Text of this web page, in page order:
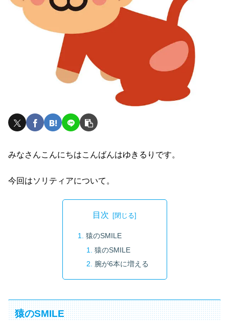
みなさんこんにちはこんばんはゆきるりです。
今回はソリティアについて。
目次
猿のSMILE
猿のSMILE
腕が6本に増える
猿のSMILE